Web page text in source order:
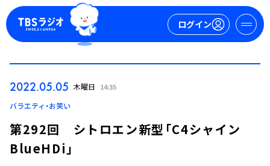
ログイン
ログイン
2022.05.05 木曜日 14:35
バラエティ・お笑い
第292回 シトロエン新型「C4シャイン
BlueHDi」